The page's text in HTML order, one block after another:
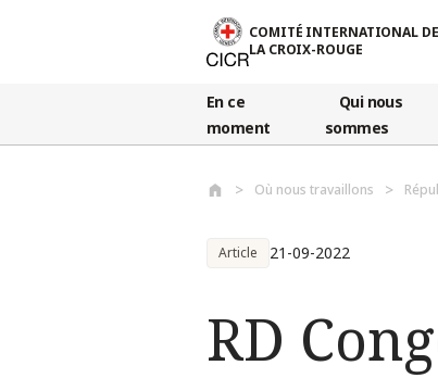
COMITÉ INTERNATIONAL DE
LA CROIX-ROUGE
En ce
moment
Qui nous
sommes
Où nous travaillons
Article 21-09-2022
RD